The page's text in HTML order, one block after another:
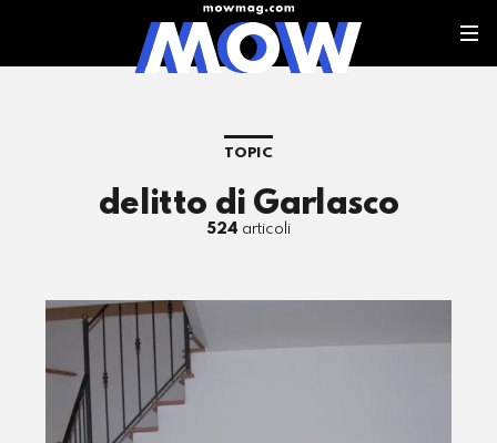
TOPIC
delitto di Garlasco
524 articoli